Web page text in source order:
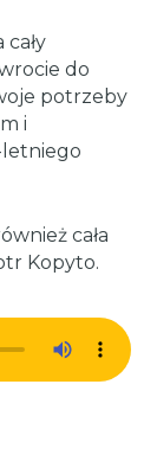
do
potrzeby
i
letniego
cała
Kopyto.